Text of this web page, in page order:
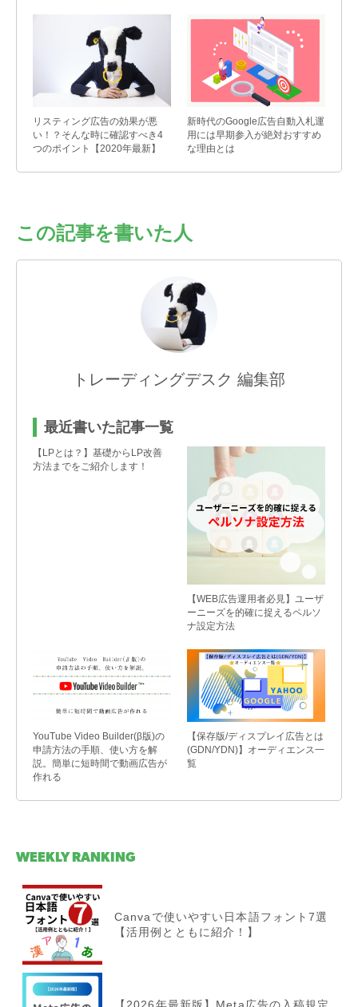
リスティング広告の効果が悪
い！？そんな時に確認すべき4
つのポイント【2020年最新】
新時代のGoogle広告自動入札運
用には早期参入が絶対おすすめ
な理由とは
この記事を書いた人
トレーディングデスク 編集部
最近書いた記事一覧
【LPとは？】基礎からLP改善
方法までをご紹介します！
【WEB広告運用者必見】ユーザ
ーニーズを的確に捉えるペルソ
ナ設定方法
YouTube Video Builder(β版)の
申請方法の手順、使い方を解
説。簡単に短時間で動画広告が
作れる
【保存版/ディスプレイ広告とは
(GDN/YDN)】オーディエンス一
覧
WEEKLY RANKING
Canvaで使いやすい日本語フォント7選
【活用例とともに紹介！】